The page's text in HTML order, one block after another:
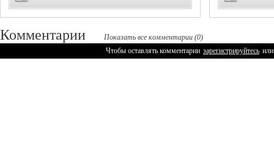
Комментарии
Показать все комментарии (0)
Чтобы оставлять комментарии зарегистрируйтесь или